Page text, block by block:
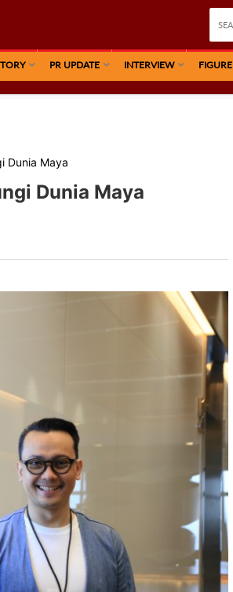
PR UPDATE INTERVIEW FIGURE
Dunia Maya
Dunia Maya